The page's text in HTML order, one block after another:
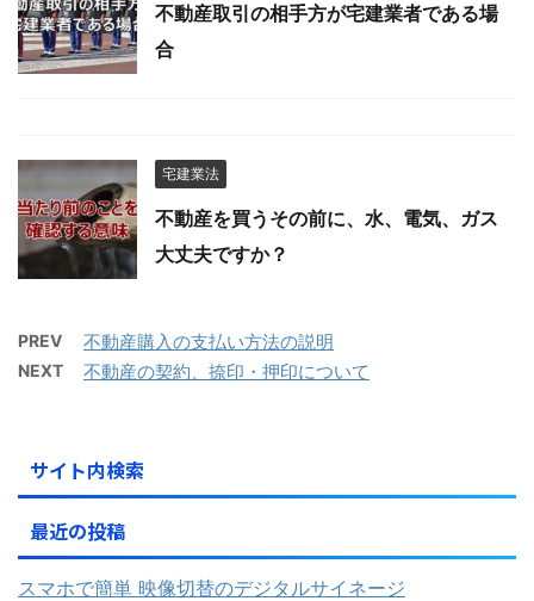
不動産取引の相手方が宅建業者である場
合
宅建業法
不動産を買うその前に、水、電気、ガス
大丈夫ですか？
PREV 不動産購入の支払い方法の説明
NEXT 不動産の契約、捺印・押印について
サイト内検索
最近の投稿
スマホで簡単 映像切替のデジタルサイネージ